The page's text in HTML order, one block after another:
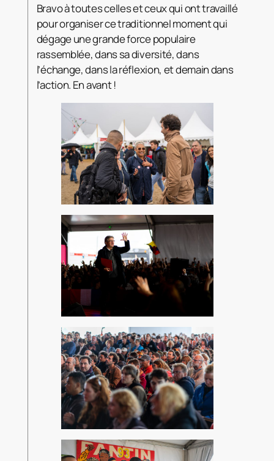
Bravo à toutes celles et ceux qui ont travaillé
pour organiser ce traditionnel moment qui
dégage une grande force populaire
rassemblée, dans sa diversité, dans
l’échange, dans la réflexion, et demain dans
l’action. En avant !